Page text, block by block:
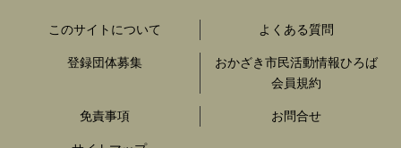
このサイトについて よくある質問
登録団体募集
おかざき市民活動情報ひろば
会員規約
免責事項 お問合せ